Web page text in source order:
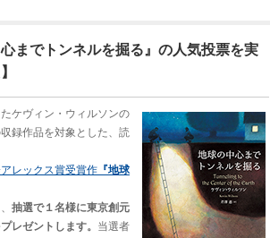
までトンネルを掘る』の人気投票を実
ケヴィン・ウィルソンの
録作品を対象とした、読
レックス賞受賞作 『地球
抽選で１名様に東京創元
レゼントします。 当選者